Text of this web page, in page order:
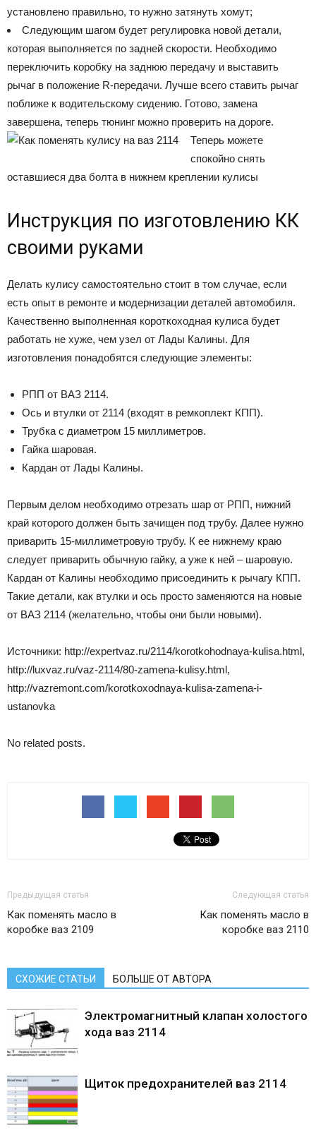
установлено правильно, то нужно затянуть хомут;
Следующим шагом будет регулировка новой детали,
которая выполняется по задней скорости. Необходимо
переключить коробку на заднюю передачу и выставить
рычаг в положение R-передачи. Лучше всего ставить рычаг
поближе к водительскому сидению. Готово, замена
завершена, теперь тюнинг можно проверить на дороге.
Теперь можете
спокойно снять
оставшиеся два болта в нижнем креплении кулисы
Инструкция по изготовлению КК
своими руками
Делать кулису самостоятельно стоит в том случае, если
есть опыт в ремонте и модернизации деталей автомобиля.
Качественно выполненная короткоходная кулиса будет
работать не хуже, чем узел от Лады Калины. Для
изготовления понадобятся следующие элементы:
РПП от ВАЗ 2114.
Ось и втулки от 2114 (входят в ремкоплект КПП).
Трубка с диаметром 15 миллиметров.
Гайка шаровая.
Кардан от Лады Калины.
Первым делом необходимо отрезать шар от РПП, нижний
край которого должен быть зачищен под трубу. Далее нужно
приварить 15-миллиметровую трубу. К ее нижнему краю
следует приварить обычную гайку, а уже к ней – шаровую.
Кардан от Калины необходимо присоединить к рычагу КПП.
Такие детали, как втулки и ось просто заменяются на новые
от ВАЗ 2114 (желательно, чтобы они были новыми).
Источники: http://expertvaz.ru/2114/korotkohodnaya-kulisa.html,
http://luxvaz.ru/vaz-2114/80-zamena-kulisy.html,
http://vazremont.com/korotkoxodnaya-kulisa-zamena-i-
ustanovka
No related posts.
Предыдущая статья
Как поменять масло в
коробке ваз 2109
Следующая статья
Как поменять масло в
коробке ваз 2110
СХОЖИЕ СТАТЬИ БОЛЬШЕ ОТ АВТОРА
Электромагнитный клапан холостого
хода ваз 2114
Щиток предохранителей ваз 2114